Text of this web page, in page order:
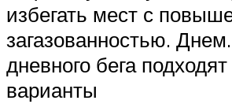
избегать мест с
загазованностью.
дневного бега
варианты